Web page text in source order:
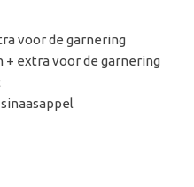
voor de garnering
+ extra voor de garnering